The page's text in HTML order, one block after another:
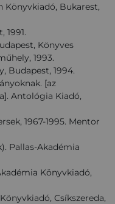
Könyvkiadó, Bukarest,
1991.
Könyves
1993.
Budapest, 1994.
[az
Antológia Kiadó,
1967-1995. Mentor
Pallas-Akadémia
Könyvkiadó,
Csíkszereda,